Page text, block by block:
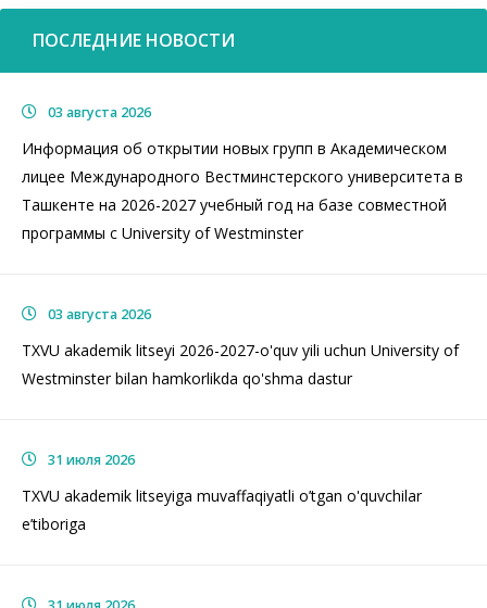
ПОСЛЕДНИЕ НОВОСТИ
03 августа 2026
Информация об открытии новых групп в Академическом
лицее Международного Вестминстерского университета в
Ташкенте на 2026-2027 учебный год на базе совместной
программы с University of Westminster
03 августа 2026
TXVU akademik litseyi 2026-2027-o'quv yili uchun University of
Westminster bilan hamkorlikda qo'shma dastur
31 июля 2026
TXVU akademik litseyiga muvaffaqiyatli o’tgan o'quvchilar
e’tiboriga